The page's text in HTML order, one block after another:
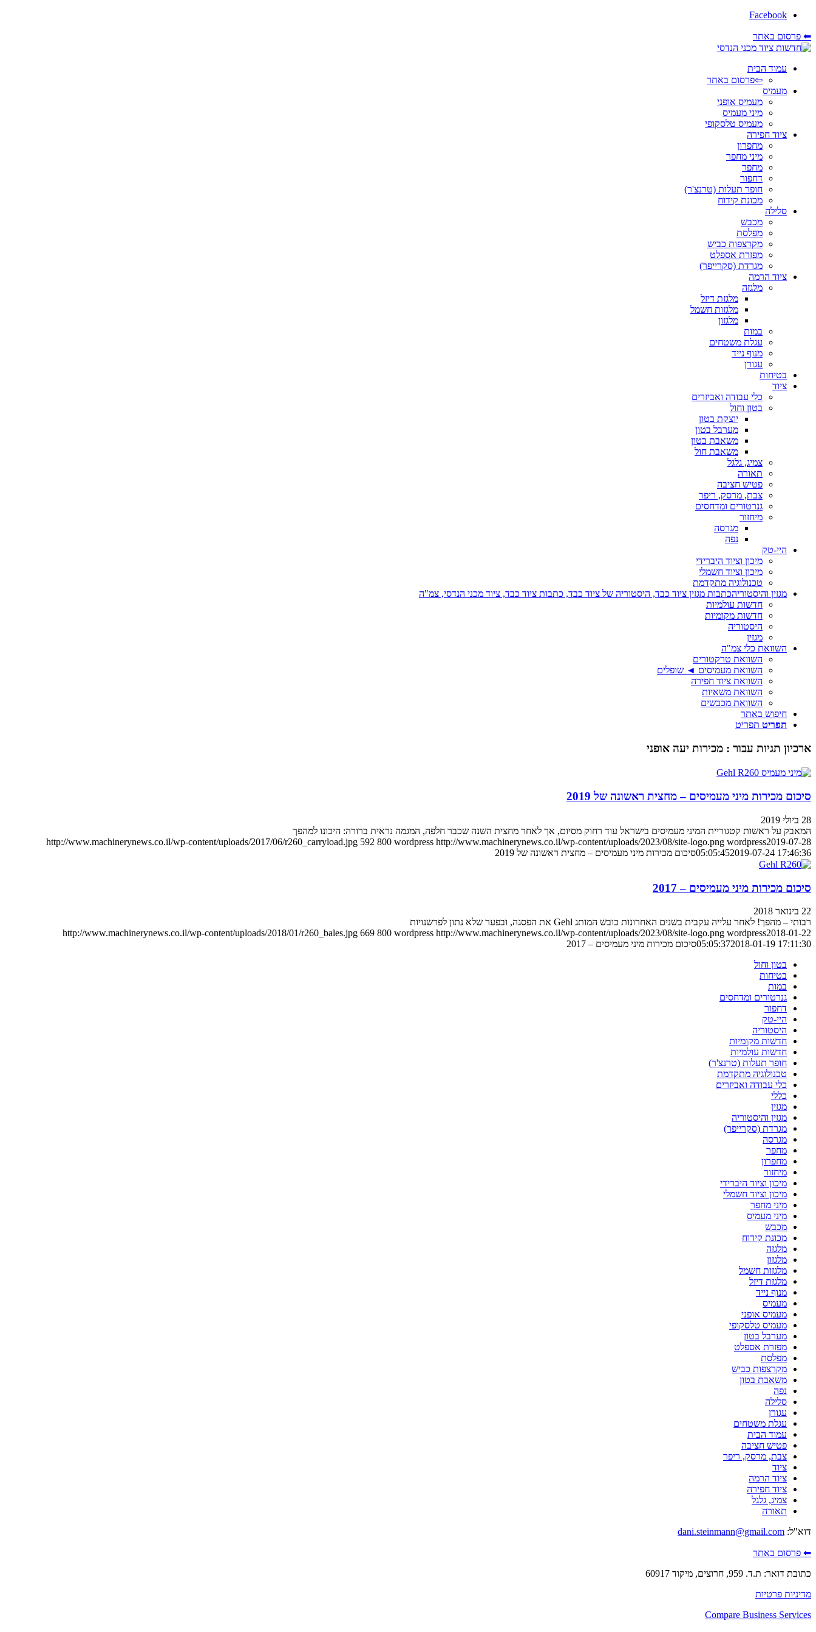
Facebook
⬅ פרסום באתר
עמוד הבית
⇦פרסום באתר
מעמיס
מעמיס אופני
מיני מעמיס
מעמיס טלסקופי
ציוד חפירה
מחפרון
מיני מחפר
מחפר
דחפור
חופר תעלות (טרנצ'ר)
מכונת קידוח
סלילה
מכבש
מפלסת
מקרצפות כביש
מפזרת אספלט
מגרדת (סקרייפר)
ציוד הרמה
מלגזה
מלגזת דיזל
מלגזות חשמל
מלגזון
במות
עגלת משטחים
מנוף נייד
עגורן
בטיחות
ציוד
כלי עבודה ואביזרים
בטון וחול
יוצקת בטון
מערבל בטון
משאבת בטון
משאבת חול
צמיג, גלגל
תאורה
פטיש חציבה
צבת, מרסק, ריפר
גנרטורים ומדחסים
מיחזור
מגרסה
נפה
היי-טק
מיכון וציוד היברידי
מיכון וציוד חשמלי
טכנולוגיה מתקדמת
מגזין והיסטוריהכתבות מגזין ציוד כבד, היסטוריה של ציוד כבד, כתבות ציוד כבד, ציוד מכני הנדסי, צמ"ה
חדשות עולמיות
חדשות מקומיות
היסטוריה
מגזין
השוואת כלי צמ"ה
השוואת טרקטורים
השוואת מעמיסים ◄ שופלים
השוואת ציוד חפירה
השוואת משאיות
השוואת מכבשים
חיפוש באתר
תפריט תפריט
ארכיון תגיות עבור : מכירות יעה אופני
סיכום מכירות מיני מעמיסים – מחצית ראשונה של 2019
28 ביולי 2019
המאבק על ראשות קטגוריית המיני מעמיסים בישראל עוד רחוק מסיום, אך לאחר מחצית השנה שכבר חלפה, המגמה נראית ברורה: היכונו למהפך
http://www.machinerynews.co.il/wp-content/uploads/2017/06/r260_carryload.jpg 592 800 wordpress http://www.machinerynews.co.il/wp-content/uploads/2023/08/site-logo.png wordpress2019-07-28
05:05:452019-07-24 17:46:36 סיכום מכירות מיני מעמיסים – מחצית ראשונה של 2019
סיכום מכירות מיני מעמיסים – 2017
22 בינואר 2018
רבותי – מהפך! לאחר עלייה עקבית בשנים האחרונות כובש המותג Gehl את הפסגה, ובפער שלא נתון לפרשנויות
http://www.machinerynews.co.il/wp-content/uploads/2018/01/r260_bales.jpg 669 800 wordpress http://www.machinerynews.co.il/wp-content/uploads/2023/08/site-logo.png wordpress2018-01-22
05:05:372018-01-19 17:11:30
סיכום מכירות מיני מעמיסים – 2017
בטון וחול
בטיחות
במות
גנרטורים ומדחסים
דחפור
היי-טק
היסטוריה
חדשות מקומיות
חדשות עולמיות
חופר תעלות (טרנצ'ר)
טכנולוגיה מתקדמת
כלי עבודה ואביזרים
כללי
מגזין
מגזין והיסטוריה
מגרדת (סקרייפר)
מגרסה
מחפר
מחפרון
מיחזור
מיכון וציוד היברידי
מיכון וציוד חשמלי
מיני מחפר
מיני מעמיס
מכבש
מכונת קידוח
מלגזה
מלגזון
מלגזות חשמל
מלגזת דיזל
מנוף נייד
מעמיס
מעמיס אופני
מעמיס טלסקופי
מערבל בטון
מפזרת אספלט
מפלסת
מקרצפות כביש
משאבת בטון
נפה
סלילה
עגורן
עגלת משטחים
עמוד הבית
פטיש חציבה
צבת, מרסק, ריפר
ציוד
ציוד הרמה
ציוד חפירה
צמיג, גלגל
תאורה
דוא"ל: dani.steinmann@gmail.com
⬅ פרסום באתר
כתובת דואר: ת.ד. 959, חרוצים, מיקוד 60917
מדיניות פרטיות
Compare Business Services